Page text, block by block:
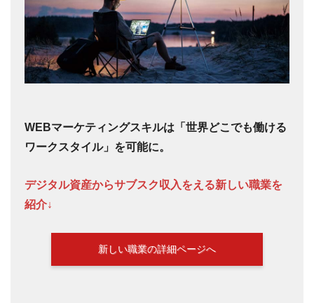
WEBマーケティングスキルは「世界どこでも働ける
ワークスタイル」を可能に。
デジタル資産からサブスク収入をえる新しい職業を
紹介↓
新しい職業の詳細ページへ